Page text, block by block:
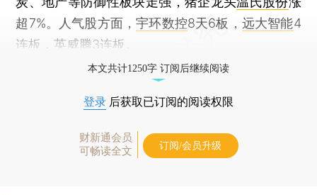
超7%。人气股方面，宇环数控8天6板， 远大智能4
连板，英威腾3连板。
本文共计1250字 订阅后继续阅读
登录 后获取已订阅的阅读权限
财新通会员
可畅读全文
订阅/会员升级